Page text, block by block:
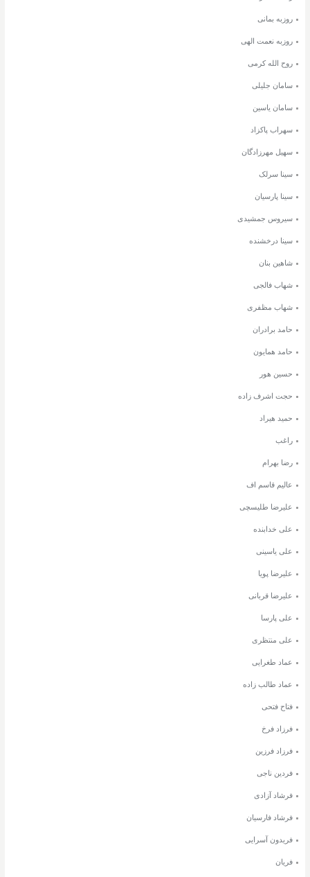
روزبه بمانی
روزبه نعمت الهی
روح الله کرمی
سامان جلیلی
سامان یاسین
سهراب پاکزاد
سهیل مهرزادگان
سینا سرلک
سینا پارسیان
سیروس جمشیدی
سینا درخشنده
شاهین بنان
شهاب فالجی
شهاب مظفری
حامد برادران
حامد همایون
حسین هور
حجت اشرف زاده
حمید هیراد
راغب
رضا بهرام
عالیم قاسم اف
علیرضا طلیسچی
علی خدابنده
علی یاسینی
علیرضا پویا
علیرضا قربانی
علی پارسا
علی منتظری
عماد طغرایی
عماد طالب زاده
فتاح فتحی
فرزاد فرخ
فرزاد فرزین
فردین ناجی
فرشاد آزادی
فرشاد فارسیان
فریدون آسرایی
فریان